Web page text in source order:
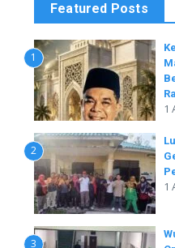
Featured Posts
1
1
2
1
3